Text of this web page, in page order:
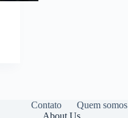
Contato Quem somos